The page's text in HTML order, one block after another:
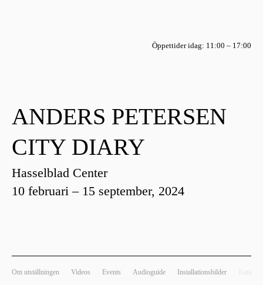
Öppettider idag: 11:00 – 17:00
ANDERS PETERSEN
CITY DIARY
Hasselblad Center
10 februari – 15 september, 2024
Om utställningen Videos Events Audioguide Installationsbilder